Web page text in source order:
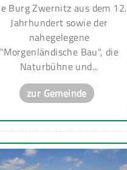
Burg Zwernitz aus dem 12.
Jahrhundert sowie der
nahegelegene
"Morgenländische Bau", die
Naturbühne und...
zur Gemeinde